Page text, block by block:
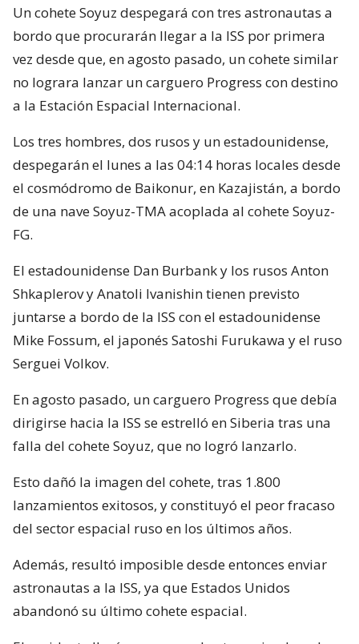
Un cohete Soyuz despegará con tres astronautas a
bordo que procurarán llegar a la ISS por primera
vez desde que, en agosto pasado, un cohete similar
no lograra lanzar un carguero Progress con destino
a la Estación Espacial Internacional.
Los tres hombres, dos rusos y un estadounidense,
despegarán el lunes a las 04:14 horas locales desde
el cosmódromo de Baikonur, en Kazajistán, a bordo
de una nave Soyuz-TMA acoplada al cohete Soyuz-
FG.
El estadounidense Dan Burbank y los rusos Anton
Shkaplerov y Anatoli Ivanishin tienen previsto
juntarse a bordo de la ISS con el estadounidense
Mike Fossum, el japonés Satoshi Furukawa y el ruso
Serguei Volkov.
En agosto pasado, un carguero Progress que debía
dirigirse hacia la ISS se estrelló en Siberia tras una
falla del cohete Soyuz, que no logró lanzarlo.
Esto dañó la imagen del cohete, tras 1.800
lanzamientos exitosos, y constituyó el peor fracaso
del sector espacial ruso en los últimos años.
Además, resultó imposible desde entonces enviar
astronautas a la ISS, ya que Estados Unidos
abandonó su último cohete espacial.